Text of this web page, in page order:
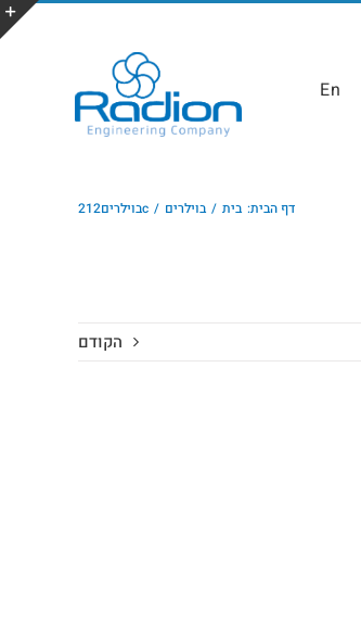
En
דף הבית: בית בוילרים cבוילרים212
הקודם